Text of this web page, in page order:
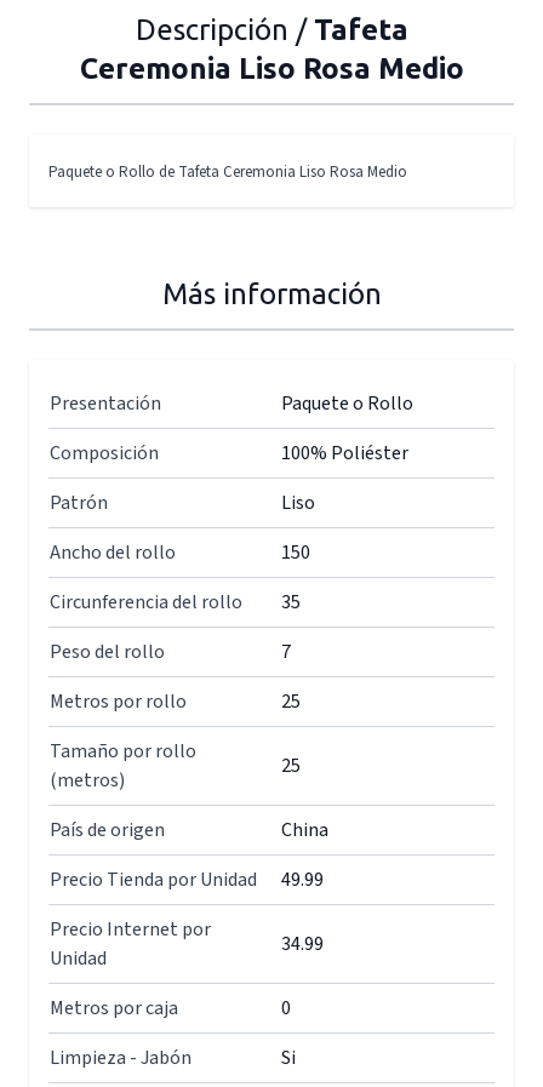
Descripción / Tafeta
Ceremonia Liso Rosa Medio
Paquete o Rollo de Tafeta Ceremonia Liso Rosa Medio
Más información
Presentación
Paquete o Rollo
Composición
100% Poliéster
Patrón
Liso
Ancho del rollo
150
Circunferencia del rollo
35
Peso del rollo
7
Metros por rollo
25
Tamaño por rollo
(metros)
25
País de origen
China
Precio Tienda por Unidad
49.99
Precio Internet por
Unidad
34.99
Metros por caja
0
Limpieza - Jabón
Si